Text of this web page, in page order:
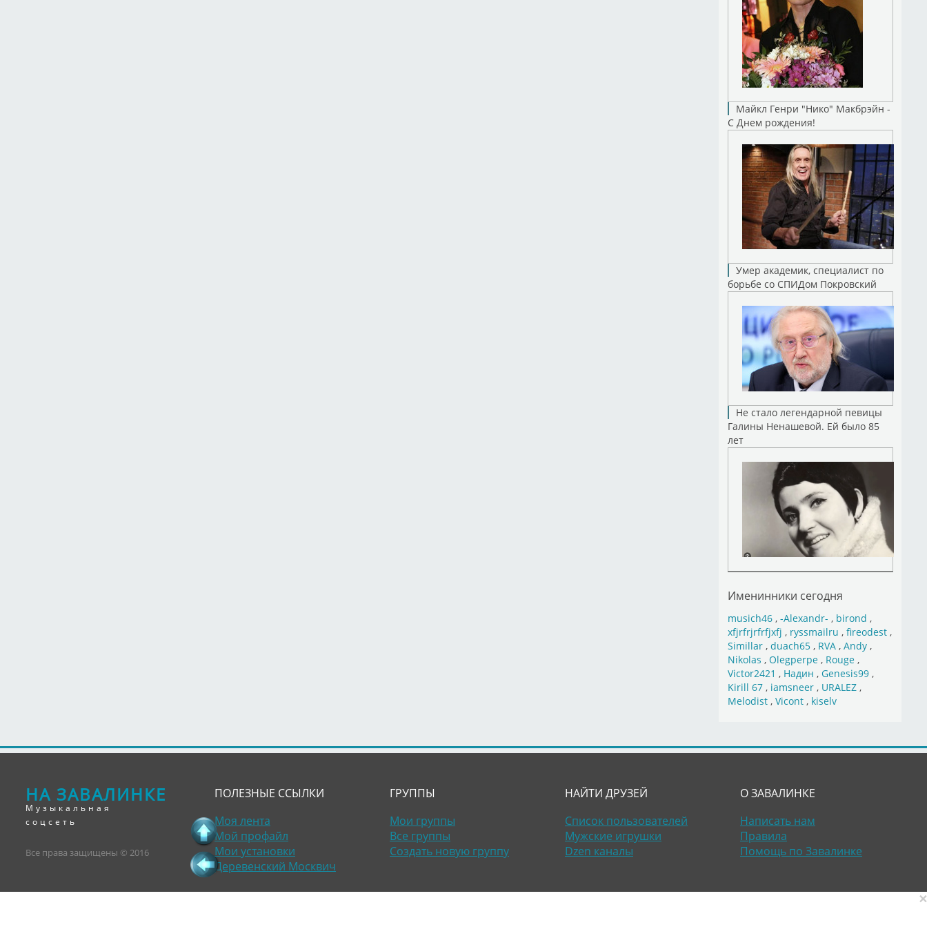
Майкл Генри "Нико" Макбрэйн -
С Днем рождения!
Умер академик, специалист по
борьбе со СПИДом Покровский
Не стало легендарной певицы
Галины Ненашевой. Ей было 85
лет
Именинники сегодня
musich46, -Alexandr- , birond ,
xfjrfrjrfrfjxfj , ryssmailru , fireodest,
Simillar, duach65, RVA, Andy,
Nikolas , Olegperpe, Rouge,
Victor2421 , Надин , Genesis99,
Kirill 67, iamsneer, URALEZ,
Melodist, Vicont, kiselv
НА ЗАВАЛИНКЕ
Музыкальная
соцсеть
Все права защищены © 2016
ПОЛЕЗНЫЕ ССЫЛКИ
Моя лента
Мой профайл
Мои установки
Деревенский Москвич
ГРУППЫ
Мои группы
Все группы
Создать новую группу
НАЙТИ ДРУЗЕЙ
Список пользователей
Мужские игрушки
Dzen каналы
О ЗАВАЛИНКЕ
Написать нам
Правила
Помощь по Завалинке
×